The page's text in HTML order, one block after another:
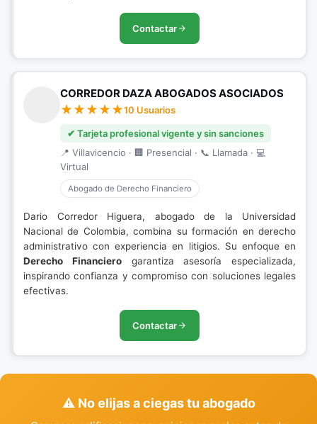
Contactar
CORREDOR DAZA ABOGADOS ASOCIADOS
10 Usuarios
✔ Tarjeta profesional vigente y sin sanciones
📍 Villavicencio · 🏢 Presencial · 📞 Llamada · 💻
Virtual
Abogado de Derecho Financiero
Dario Corredor Higuera, abogado de la Universidad
Nacional de Colombia, combina su formación en derecho
administrativo con experiencia en litigios. Su enfoque en
Derecho Financierogarantiza asesoría especializada,
inspirando confianza y compromiso con soluciones legales
efectivas.
Contactar
⚠️ No elijas a ciegas tu abogado